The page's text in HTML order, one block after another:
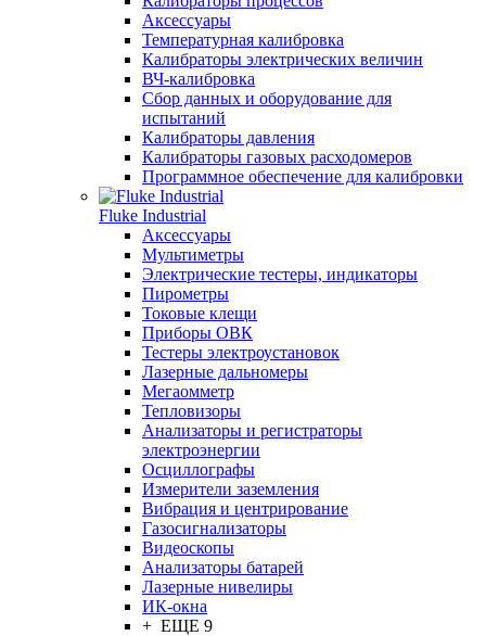
Аксессуары
Температурная калибровка
Калибраторы электрических величин
ВЧ-калибровка
Сбор данных и оборудование для
испытаний
Калибраторы давления
Калибраторы газовых расходомеров
Программное обеспечение для калибровки
Fluke Industrial
Аксессуары
Мультиметры
Электрические тестеры, индикаторы
Пирометры
Токовые клещи
Приборы ОВК
Тестеры электроустановок
Лазерные дальномеры
Мегаомметр
Тепловизоры
Анализаторы и регистраторы
электроэнергии
Осциллографы
Измерители заземления
Вибрация и центрирование
Газосигнализаторы
Видеоскопы
Анализаторы батарей
Лазерные нивелиры
ИК-окна
+ ЕЩЕ 9